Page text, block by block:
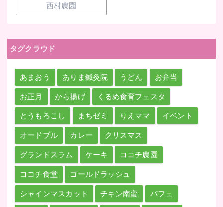
西村農園
タグクラウド
あまおう ありま鍼灸院 うどん お弁当
お正月 から揚げ くるめ食育フェスタ
とうもろこし まちゼミ りえママ イベント
オードブル カレー クリスマス
グランドスラム ケーキ ココチ農園
ココチ食堂 ゴールドラッシュ
シャインマスカット チキン南蛮 パフェ